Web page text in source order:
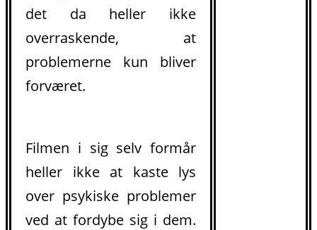
det da heller ikke
overraskende, at
problemerne kun bliver
forværet.
Filmen i sig selv formår
heller ikke at kaste lys
over psykiske problemer
ved at fordybe sig i dem.